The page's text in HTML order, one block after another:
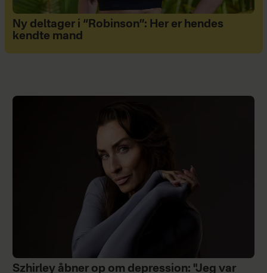
Ny deltager i “Robinson”: Her er hendes
kendte mand
Szhirley åbner op om depression: "Jeg var